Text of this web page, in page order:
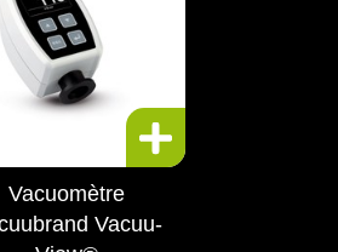
Vacuomètre
Vacuu-